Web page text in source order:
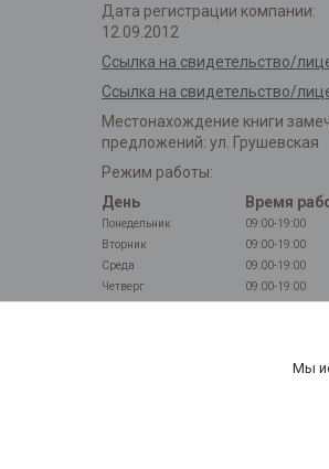
Дата регистрации компании:
12.09.2012
Ссылка на свидетельство/
Ссылка на свидетельство/
Местонахождение книги
предложений: ул. Грушевская
Режим работы:
День
Время
Понедельник
09:00-19:00
Вторник
09:00-19:00
Среда
09:00-19:00
Четверг
09:00-19:00
Мы